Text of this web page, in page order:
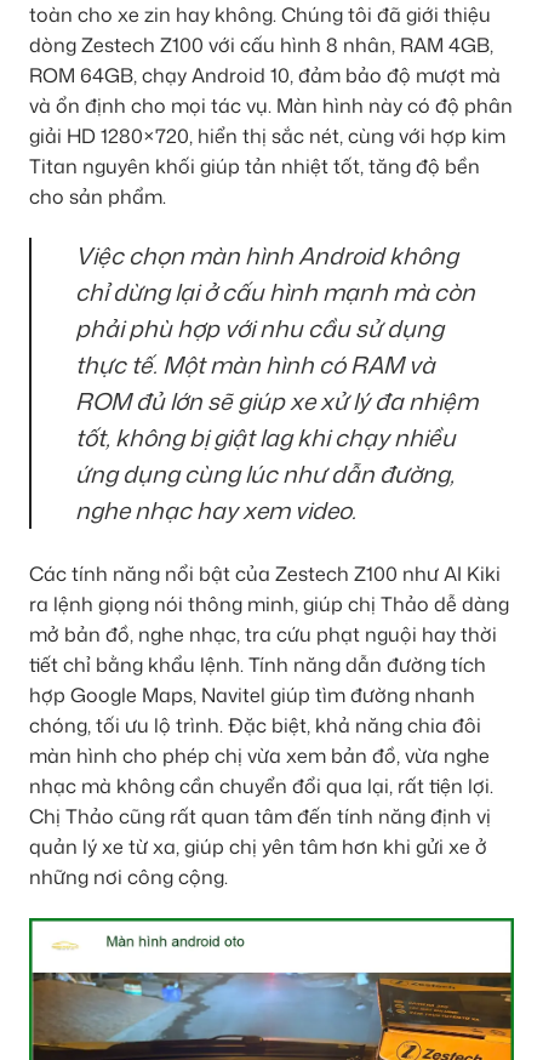
toàn cho xe zin hay không. Chúng tôi đã giới thiệu
dòng Zestech Z100 với cấu hình 8 nhân, RAM 4GB,
ROM 64GB, chạy Android 10, đảm bảo độ mượt mà
và ổn định cho mọi tác vụ. Màn hình này có độ phân
giải HD 1280×720, hiển thị sắc nét, cùng với hợp kim
Titan nguyên khối giúp tản nhiệt tốt, tăng độ bền
cho sản phẩm.
Việc chọn màn hình Android không
chỉ dừng lại ở cấu hình mạnh mà còn
phải phù hợp với nhu cầu sử dụng
thực tế. Một màn hình có RAM và
ROM đủ lớn sẽ giúp xe xử lý đa nhiệm
tốt, không bị giật lag khi chạy nhiều
ứng dụng cùng lúc như dẫn đường,
nghe nhạc hay xem video.
Các tính năng nổi bật của Zestech Z100 như AI Kiki
ra lệnh giọng nói thông minh, giúp chị Thảo dễ dàng
mở bản đồ, nghe nhạc, tra cứu phạt nguội hay thời
tiết chỉ bằng khẩu lệnh. Tính năng dẫn đường tích
hợp Google Maps, Navitel giúp tìm đường nhanh
chóng, tối ưu lộ trình. Đặc biệt, khả năng chia đôi
màn hình cho phép chị vừa xem bản đồ, vừa nghe
nhạc mà không cần chuyển đổi qua lại, rất tiện lợi.
Chị Thảo cũng rất quan tâm đến tính năng định vị
quản lý xe từ xa, giúp chị yên tâm hơn khi gửi xe ở
những nơi công cộng.